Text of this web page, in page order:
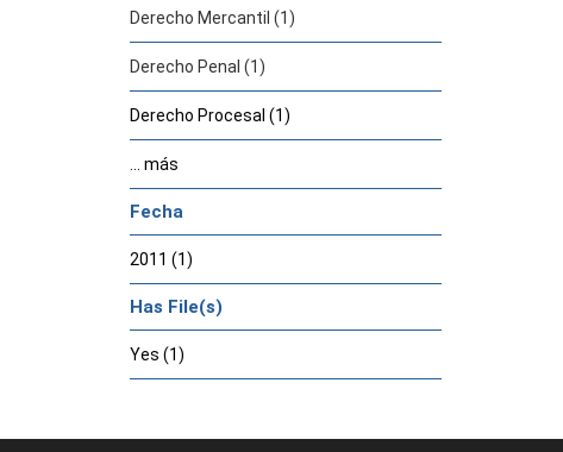
Derecho Mercantil (1)
Derecho Penal (1)
Derecho Procesal (1)
... más
Fecha
2011 (1)
Has File(s)
Yes (1)